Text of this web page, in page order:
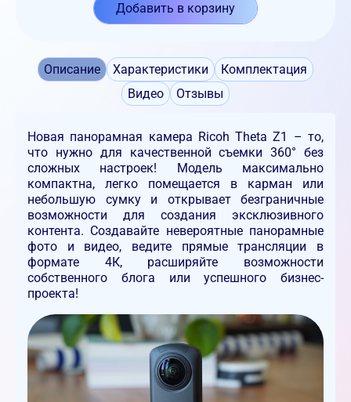
Добавить в корзину
Описание Характеристики
Комплектация
Видео
Отзывы
Новая панорамная камера Ricoh Theta Z1 – то,
что нужно для качественной съемки360° без
сложных настроек! Модель максимально
компактна, легко помещается в карман или
небольшую сумку и открывает безграничные
возможности для создания эксклюзивного
контента. Создавайте невероятные панорамные
фото и видео, ведите прямые трансляции в
формате 4К, расширяйте возможности
собственного блога или успешного бизнес-
проекта!